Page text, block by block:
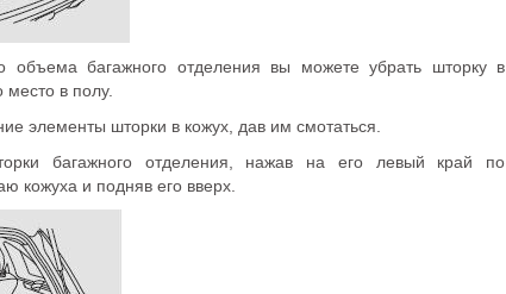
объема багажного отделения вы можете убрать шторку в
место в полу.
элементы шторки в кожух, дав им смотаться.
багажного отделения, нажав на его левый край по
кожуха и подняв его вверх.